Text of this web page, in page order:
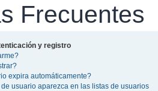
Frecuentes
y registro
expira automáticamente?
usuario aparezca en las listas de usuarios